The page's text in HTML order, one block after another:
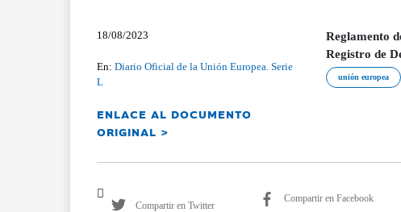
18/08/2023
En:Diario Oficial de la Unión Europea. Serie
L
ENLACE AL DOCUMENTO
ORIGINAL >
Reglamento
Registro de
unión europea
Compartir en Twitter
Compartir en Facebook